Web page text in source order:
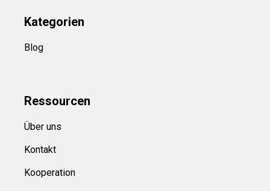
Kategorien
Blog
Ressourcen
Über uns
Kontakt
Kooperation